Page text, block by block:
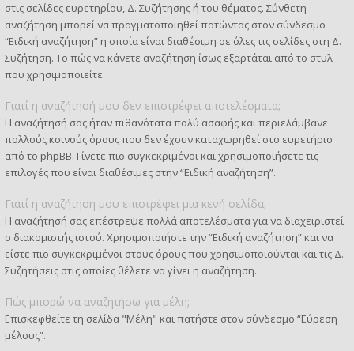
στις σελίδες ευρετηρίου, Δ. Συζήτησης ή του θέματος. Σύνθετη
αναζήτηση μπορεί να πραγματοποιηθεί πατώντας στον σύνδεσμο
“Ειδική αναζήτηση” η οποία είναι διαθέσιμη σε όλες τις σελίδες στη Δ.
Συζήτηση. Το πώς να κάνετε αναζήτηση ίσως εξαρτάται από το στυλ
που χρησιμοποιείτε.
Γιατί η αναζήτησή μου δεν επιστρέφει αποτελέσματα;
Η αναζήτησή σας ήταν πιθανότατα πολύ ασαφής και περιελάμβανε
πολλούς κοινούς όρους που δεν έχουν καταχωρηθεί στο ευρετήριο
από το phpBB. Γίνετε πιο συγκεκριμένοι και χρησιμοποιήσετε τις
επιλογές που είναι διαθέσιμες στην “Ειδική αναζήτηση”.
Γιατί η αναζήτηση μου επιστρέφει μια κενή σελίδα;
Η αναζήτησή σας επέστρεψε πολλά αποτελέσματα για να διαχειριστεί
ο διακομιστής ιστού. Χρησιμοποιήστε την “Ειδική αναζήτηση” και να
είστε πιο συγκεκριμένοι στους όρους που χρησιμοποιούνται και τις Δ.
Συζητήσεις στις οποίες θέλετε να γίνει η αναζήτηση.
Πώς μπορώ να αναζητήσω για μέλη;
Επισκεφθείτε τη σελίδα "Μέλη" και πατήστε στον σύνδεσμο “Εύρεση
μέλους”.